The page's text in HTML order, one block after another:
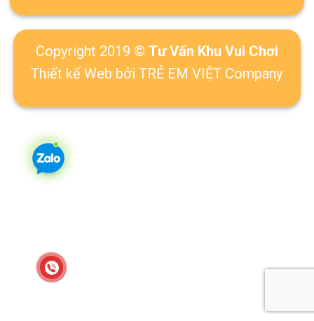
Copyright 2019 © Tư Vấn Khu Vui Chơi
Thiết kế Web bởi TRẺ EM VIỆT Company